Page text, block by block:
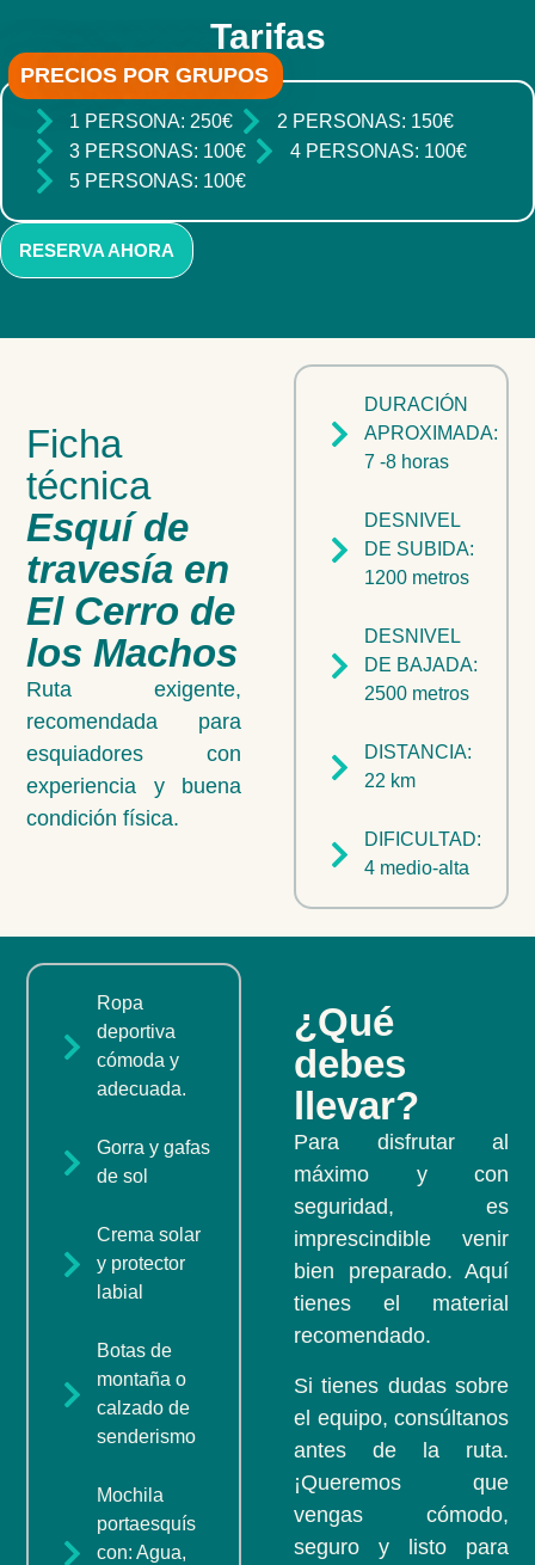
Tarifas
PRECIOS POR GRUPOS
1 PERSONA: 250€
2 PERSONAS: 150€
3 PERSONAS: 100€
4 PERSONAS: 100€
5 PERSONAS: 100€
RESERVA AHORA
Ficha
técnica
Esquí de
travesía en
El Cerro de
los Machos
Ruta exigente,
recomendada para
esquiadores con
experiencia y buena
condición física.
DURACIÓN
APROXIMADA:
7 -8 horas
DESNIVEL
DE SUBIDA:
1200 metros
DESNIVEL
DE BAJADA:
2500 metros
DISTANCIA:
22 km
DIFICULTAD:
4 medio-alta
Ropa
deportiva
cómoda y
adecuada.
Gorra y gafas
de sol
Crema solar
y protector
labial
Botas de
montaña o
calzado de
senderismo
Mochila
portaesquís
con: Agua,
¿Qué
debes
llevar?
Para disfrutar al
máximo y con
seguridad, es
imprescindible venir
bien preparado. Aquí
tienes el material
recomendado.
Si tienes dudas sobre
el equipo, consúltanos
antes de la ruta.
¡Queremos que
vengas cómodo,
seguro y listo para